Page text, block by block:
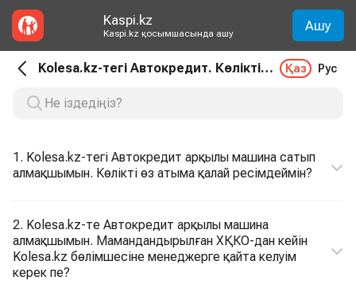
Kaspi.kz
Kaspi.kz қосымшасында ашу Ашу
Kolesa.kz-тегі Автокредит. Көлікті қайта ресімдеу Қаз Рус
1. Kolesa.kz-тегі Автокредит арқылы машина сатып
алмақшымын. Көлікті өз атыма қалай ресімдеймін?
2. Kolesa.kz-те Автокредит арқылы машина
алмақшымын. Мамандандырылған ХҚКО-дан кейін
Kolesa.kz бөлімшесіне менеджерге қайта келуім
керек пе?